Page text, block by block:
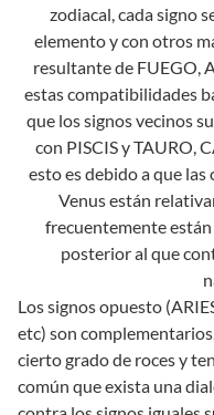
zodiacal, cada signo
elemento y con otros
resultante de FUEGO,
estas compatibilidades
que los signos vecinos
con PISCIS y TAURO,
esto es debido a que
Venus están
frecuentemente
posterior al que
Los signos opuesto
etc) son
cierto grado de roces y
común que exista una